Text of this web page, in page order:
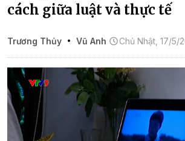
cách giữa luật và thực tế
Trương Thủy Vũ Anh Chủ Nhật, 17/5/